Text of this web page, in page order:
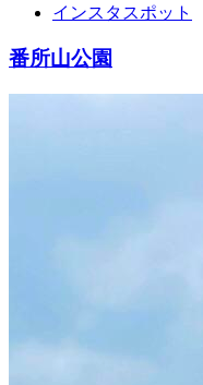
インスタスポット
番所山公園